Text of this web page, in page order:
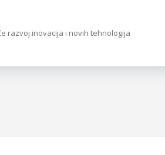
razvoj inovacija i novih tehnologija